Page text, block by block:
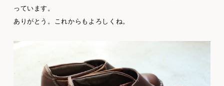
っています。
ありがとう。これからもよろしくね。